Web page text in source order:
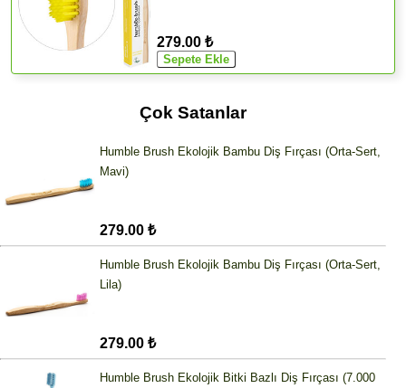
279.00 ₺
Çok Satanlar
Humble Brush Ekolojik Bambu Diş Fırçası (Orta-Sert,
Mavi)
279.00 ₺
Humble Brush Ekolojik Bambu Diş Fırçası (Orta-Sert,
Lila)
279.00 ₺
Humble Brush Ekolojik Bitki Bazlı Diş Fırçası (7.000